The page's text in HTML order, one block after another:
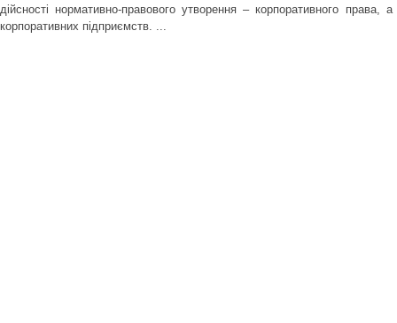
дійсності нормативно-правового утворення – корпоративного права,
корпоративних підприємств. ...